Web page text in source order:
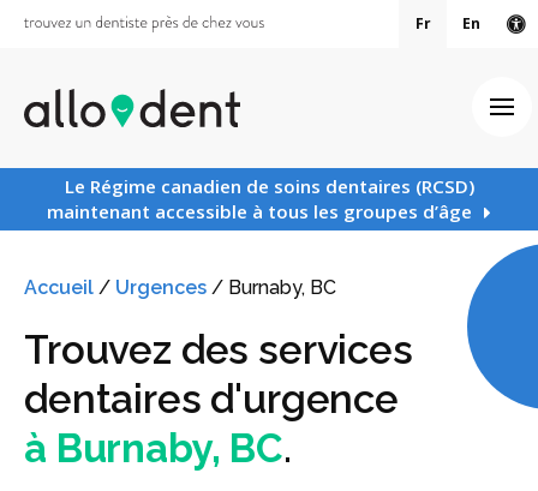
Fr En
Le Régime canadien de soins dentaires (RCSD)
maintenant accessible à tous les groupes d’âge
Accueil / Urgences / Burnaby, BC
Trouvez des services
dentaires d'urgence
à Burnaby, BC.